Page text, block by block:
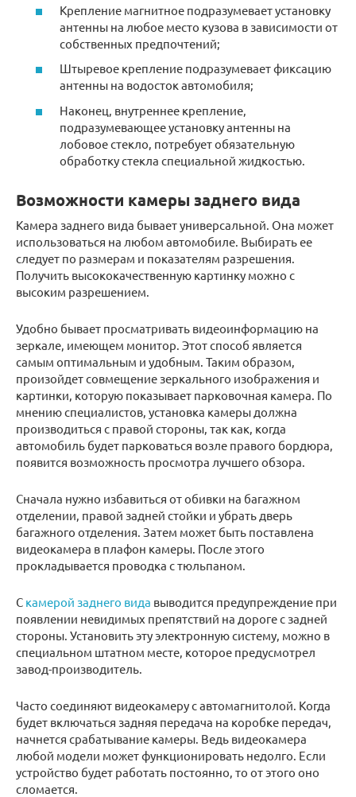
Крепление магнитное подразумевает установку
антенны на любое место кузова в зависимости от
собственных предпочтений;
Штыревое крепление подразумевает фиксацию
антенны на водосток автомобиля;
Наконец, внутреннее крепление,
подразумевающее установку антенны на
лобовое стекло, потребует обязательную
обработку стекла специальной жидкостью.
Возможности камеры заднего вида
Камера заднего вида бывает универсальной. Она может
использоваться на любом автомобиле. Выбирать ее
следует по размерам и показателям разрешения.
Получить высококачественную картинку можно с
высоким разрешением.
Удобно бывает просматривать видеоинформацию на
зеркале, имеющем монитор. Этот способ является
самым оптимальным и удобным. Таким образом,
произойдет совмещение зеркального изображения и
картинки, которую показывает парковочная камера. По
мнению специалистов, установка камеры должна
производиться с правой стороны, так как, когда
автомобиль будет парковаться возле правого бордюра,
появится возможность просмотра лучшего обзора.
Сначала нужно избавиться от обивки на багажном
отделении, правой задней стойки и убрать дверь
багажного отделения. Затем может быть поставлена
видеокамера в плафон камеры. После этого
прокладывается проводка с тюльпаном.
С камерой заднего вида выводится предупреждение при
появлении невидимых препятствий на дороге с задней
стороны. Установить эту электронную систему, можно в
специальном штатном месте, которое предусмотрел
завод-производитель.
Часто соединяют видеокамеру с автомагнитолой. Когда
будет включаться задняя передача на коробке передач,
начнется срабатывание камеры. Ведь видеокамера
любой модели может функционировать недолго. Если
устройство будет работать постоянно, то от этого оно
сломается.